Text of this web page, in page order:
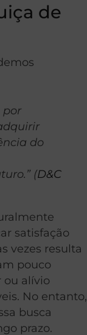
de
por
do
(D&C
satisfação
vezes resulta
pouco
ou alívio
No entanto,
busca
prazo.